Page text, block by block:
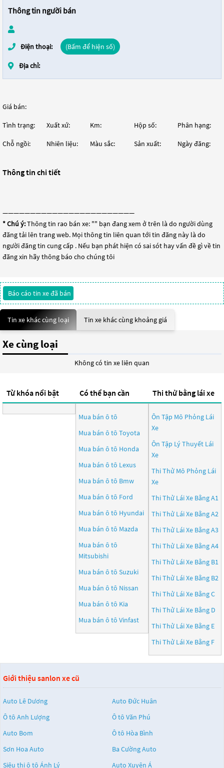
Thông tin người bán
Điện thoại: (Bấm để hiện số)
Địa chỉ:
Giá bán:
Tình trạng: Xuất xứ: Km: Hộp số: Phân hạng:
Chỗ ngồi: Nhiên liệu: Màu sắc: Sản xuất: Ngày đăng:
Thông tin chi tiết
————————————————————————
* Chú ý:Thông tin rao bán xe: "" bạn đang xem ở trên là do người dùng
đăng tải lên trang web. Mọi thông tin liên quan tới tin đăng này là do
người đăng tin cung cấp . Nếu bạn phát hiện có sai sót hay vấn đề gì về tin
đăng xin hãy thông báo cho chúng tôi
Báo cáo tin xe đã bán
Tin xe khác cùng loại Tin xe khác cùng khoảng giá
Xe cùng loại
Không có tin xe liên quan
Từ khóa nổi bật Có thể bạn cần
Mua bán ô tô
Mua bán ô tô Toyota
Mua bán ô tô Honda
Mua bán ô tô Lexus
Mua bán ô tô Bmw
Mua bán ô tô Ford
Mua bán ô tô Hyundai
Mua bán ô tô Mazda
Mua bán ô tô
Mitsubishi
Mua bán ô tô Suzuki
Mua bán ô tô Nissan
Mua bán ô tô Kia
Mua bán ô tô Vinfast
Thi thử bằng lái xe
Ôn Tập Mô Phỏng Lái
Xe
Ôn Tập Lý Thuyết Lái
Xe
Thi Thử Mô Phỏng Lái
Xe
Thi Thử Lái Xe Bằng A1
Thi Thử Lái Xe Bằng A2
Thi Thử Lái Xe Bằng A3
Thi Thử Lái Xe Bằng A4
Thi Thử Lái Xe Bằng B1
Thi Thử Lái Xe Bằng B2
Thi Thử Lái Xe Bằng C
Thi Thử Lái Xe Bằng D
Thi Thử Lái Xe Bằng E
Thi Thử Lái Xe Bằng F
Giới thiệu sanlon xe cũ
Auto Lê Dương
Auto Đức Huân
Ô tô Anh Lượng
Ô tô Văn Phú
Auto Bom
Ô tô Hòa Bình
Sơn Hoa Auto
Ba Cường Auto
Siêu thị ô tô Ánh Lý
Auto Xuyên Á